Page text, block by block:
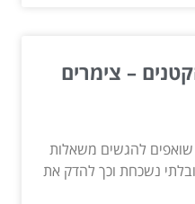
– צימרים
להגשים משאלות
נשכחת וכך להדק את